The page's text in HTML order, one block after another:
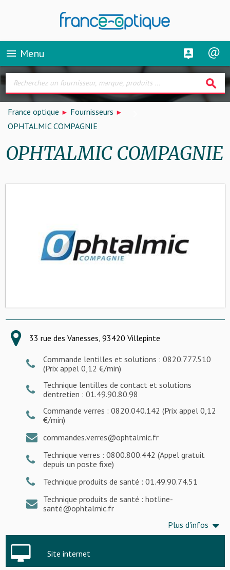
menu Menu
search
France optique
Fournisseurs
OPHTALMIC COMPAGNIE
OPHTALMIC COMPAGNIE
33 rue des Vanesses, 93420 Villepinte
Commande lentilles et solutions : 0820.777.510
(Prix appel 0,12 €/min)
Technique lentilles de contact et solutions
d'entretien : 01.49.90.80.98
Commande verres : 0820.040.142 (Prix appel 0,12
€/min)
commandes.verres@ophtalmic.fr
Technique verres : 0800.800.442 (Appel gratuit
depuis un poste fixe)
Technique produits de santé : 01.49.90.74.51
Technique produits de santé : hotline-
santé@ophtalmic.fr
Plus d'infos
Site internet